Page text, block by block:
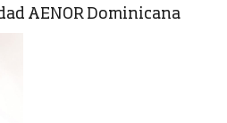
AENOR Dominicana